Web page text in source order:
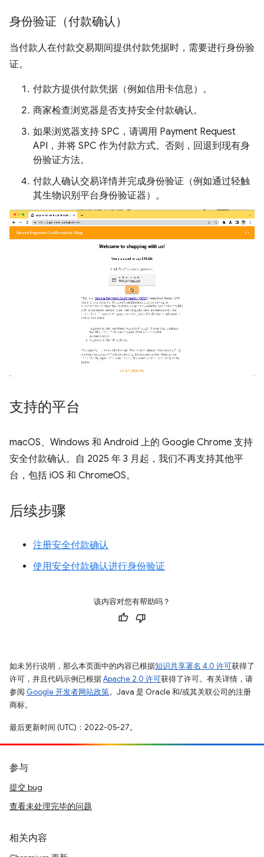
身份验证（付款确认）
当付款人在付款交易期间提供付款凭据时，需要进行身份验
证。
付款方提供付款凭据（例如信用卡信息）。
商家检查浏览器是否支持安全付款确认。
如果浏览器支持 SPC，请调用 Payment Request
API，并将 SPC 作为付款方式。否则，回退到现有身
份验证方法。
付款人确认交易详情并完成身份验证（例如通过轻触
其生物识别平台身份验证器）。
支持的平台
macOS、Windows 和 Android 上的 Google Chrome 支持
安全付款确认。自 2025 年 3 月起，我们不再支持其他平
台，包括 iOS 和 ChromeOS。
后续步骤
注册安全付款确认
使用安全付款确认进行身份验证
该内容对您有帮助吗？
如未另行说明，那么本页面中的内容已根据知识共享署名 4.0 许可获得了
许可，并且代码示例已根据Apache 2.0 许可获得了许可。有关详情，请
参阅 Google 开发者网站政策。Java 是 Oracle 和/或其关联公司的注册
商标。
最后更新时间 (UTC)：2022-05-27。
参与
提交 bug
查看未处理完毕的问题
相关内容